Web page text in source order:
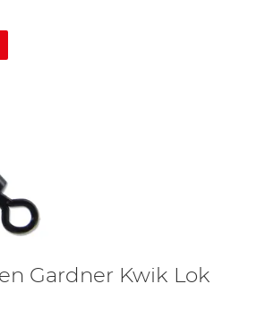
Gardner Kwik Lok